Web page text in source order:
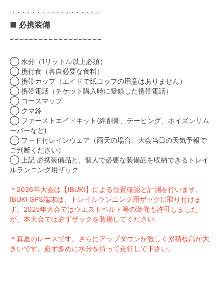
_._._._._._._._._._._._._._._._._._._
■ 必携装備
_._._._._._._._._._._._._._._._._._._
◯ 水分（1リットル以上必須）
◯ 携行食（各自必要な食料）
◯ 携帯カップ（エイドで紙コップの用意はありません）
◯ 携帯電話（チケット購入時に登録した携帯電話）
◯ コースマップ
◯ クマ鈴
◯ ファーストエイドキット(絆創膏、テーピング、ポイズンリム
ーバーなど)
◯ フード付レインウェア（雨天の場合、大会当日の天気予報で
ご判断ください）
◯ 上記 必携装備品と、個人で必要な装備品を収納できるトレイ
ルランニング用ザック
＊2026年大会は【IBUKI】による位置確認と計測を行います。
IBUKI GPS端末は、トレイルランニング用ザックに取り付けま
す。2025年大会ではウエストベルト等の装備も許可しました
が、本大会では必ずザックを装備してください
＊真夏のレースです。さらにアップダウンが激しく累積標高が大
きいです。必ず多めに水分を持って走行して下さい。